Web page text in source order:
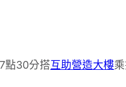
點30分搭互助營造大樓